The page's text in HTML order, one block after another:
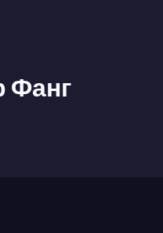
Фанг